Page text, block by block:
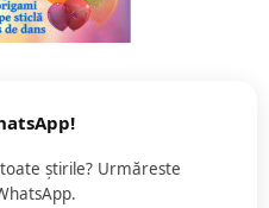
știrile? Urmăreste